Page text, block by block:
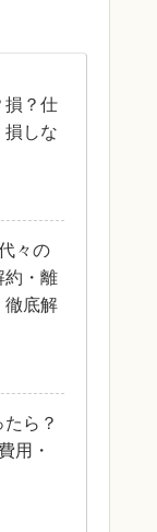
損？仕
損しな
々の
約・離
徹底解
ら？
用・